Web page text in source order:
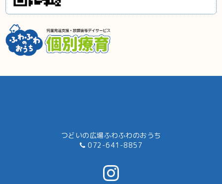
つどいの広場ふわふわのおうち
072-641-8857